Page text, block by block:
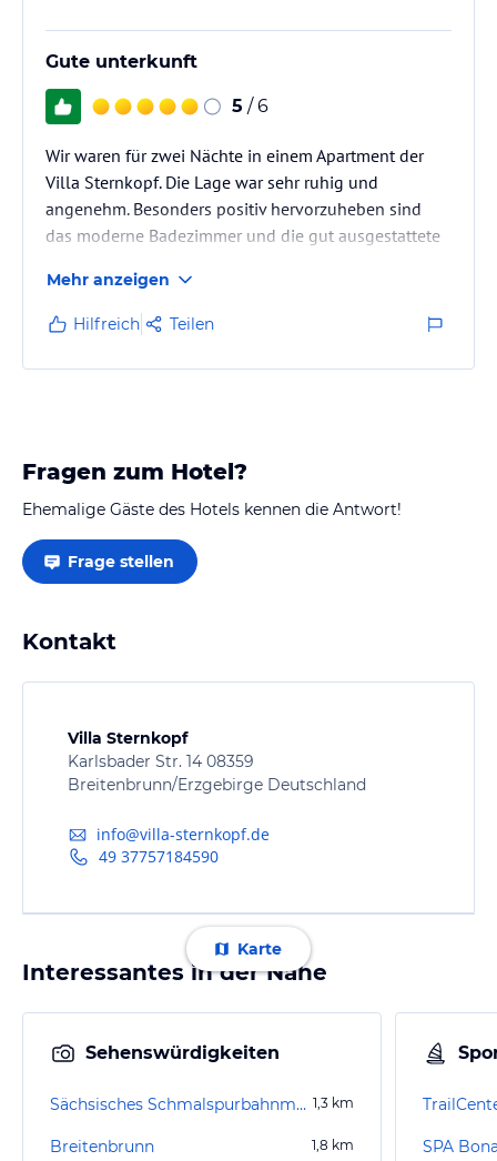
Gute unterkunft
5 / 6
Wir waren für zwei Nächte in einem Apartment der
Villa Sternkopf. Die Lage war sehr ruhig und
angenehm. Besonders positiv hervorzuheben sind
das moderne Badezimmer und die gut ausgestattete
das Bett für uns nicht besonders bequem, und der
Fernseher ist schon etwas in die Jahre gekommen. Für
einen kurzen Aufenthalt war das Apartment
insgesamt aber in Ordnung.
Mehr anzeigen
Hilfreich Teilen
Fragen zum Hotel?
Ehemalige Gäste des Hotels kennen die Antwort!
Frage stellen
Kontakt
Villa Sternkopf
Karlsbader Str. 14 08359
Breitenbrunn/Erzgebirge Deutschland
info@villa-sternkopf.de
49 37757184590
Karte
Interessantes in der Nähe
Sehenswürdigkeiten
Sächsisches Schmalspurbahnmuseum Rittersgrün 1,3 km
Breitenbrunn 1,8 km SPA